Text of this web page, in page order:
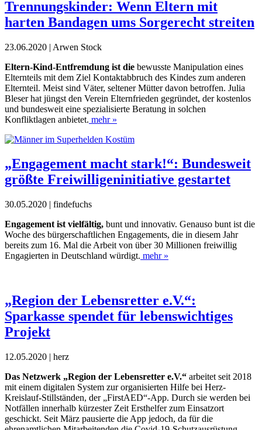
Trennungskinder: Wenn Eltern mit
harten Bandagen ums Sorgerecht streiten
23.06.2020 | Arwen Stock
Eltern-Kind-Entfremdung ist die bewusste Manipulation eines
Elternteils mit dem Ziel Kontaktabbruch des Kindes zum anderen
Elternteil. Meist sind Väter, seltener Mütter davon betroffen. Julia
Bleser hat jüngst den Verein Elternfrieden gegründet, der kostenlos
und bundesweit eine spezialisierte Beratung in solchen
Konfliktlagen anbietet. mehr »
„Engagement macht stark!“: Bundesweit
größte Freiwilligeninitiative gestartet
30.05.2020 | findefuchs
Engagement ist vielfältig, bunt und innovativ. Genauso bunt ist die
Woche des bürgerschaftlichen Engagements, die in diesem Jahr
bereits zum 16. Mal die Arbeit von über 30 Millionen freiwillig
Engagierten in Deutschland würdigt. mehr »
„Region der Lebensretter e.V.“:
Sparkasse spendet für lebenswichtiges
Projekt
12.05.2020 | herz
Das Netzwerk „Region der Lebensretter e.V.“ arbeitet seit 2018
mit einem digitalen System zur organisierten Hilfe bei Herz-
Kreislauf-Stillständen, der „FirstAED“-App. Durch sie werden bei
Notfällen innerhalb kürzester Zeit Ersthelfer zum Einsatzort
geschickt. Seit März pausierte die App jedoch, da für die